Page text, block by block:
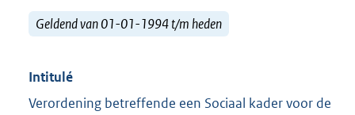
Geldend van 01-01-1994 t/m heden
Intitulé
Verordening betreffende een Sociaal kader voor de